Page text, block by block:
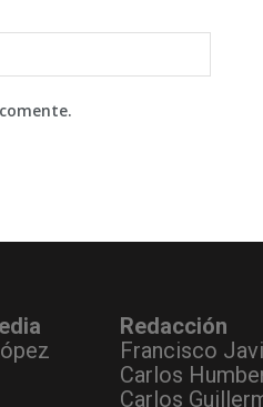
Redacción
Francisco
Carlos
Carlos